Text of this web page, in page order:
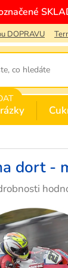
DOPRAVU
dort -